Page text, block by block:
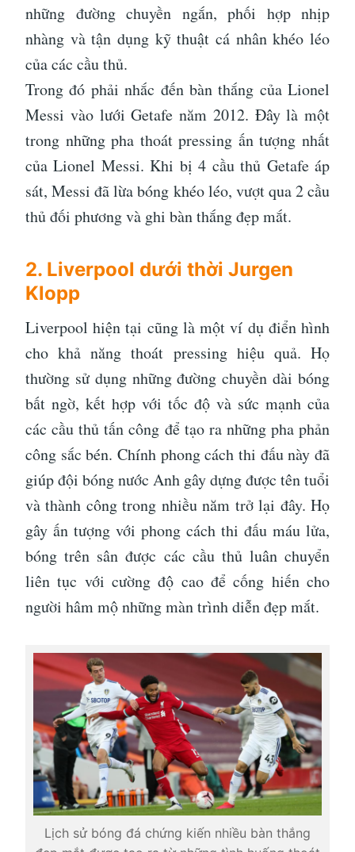
những đường chuyền ngắn, phối hợp nhịp
nhàng và tận dụng kỹ thuật cá nhân khéo léo
của các cầu thủ.
Trong đó phải nhắc đến bàn thắng của Lionel
Messi vào lưới Getafe năm 2012. Đây là một
trong những pha thoát pressing ấn tượng nhất
của Lionel Messi. Khi bị 4 cầu thủ Getafe áp
sát, Messi đã lừa bóng khéo léo, vượt qua 2 cầu
thủ đối phương và ghi bàn thắng đẹp mắt.
2. Liverpool dưới thời Jurgen
Klopp
Liverpool hiện tại cũng là một ví dụ điển hình
cho khả năng thoát pressing hiệu quả. Họ
thường sử dụng những đường chuyền dài bóng
bất ngờ, kết hợp với tốc độ và sức mạnh của
các cầu thủ tấn công để tạo ra những pha phản
công sắc bén. Chính phong cách thi đấu này đã
giúp đội bóng nước Anh gây dựng được tên tuổi
và thành công trong nhiều năm trở lại đây. Họ
gây ấn tượng với phong cách thi đấu máu lửa,
bóng trên sân được các cầu thủ luân chuyển
liên tục với cường độ cao để cống hiến cho
người hâm mộ những màn trình diễn đẹp mắt.
Lịch sử bóng đá chứng kiến nhiều bàn thắng